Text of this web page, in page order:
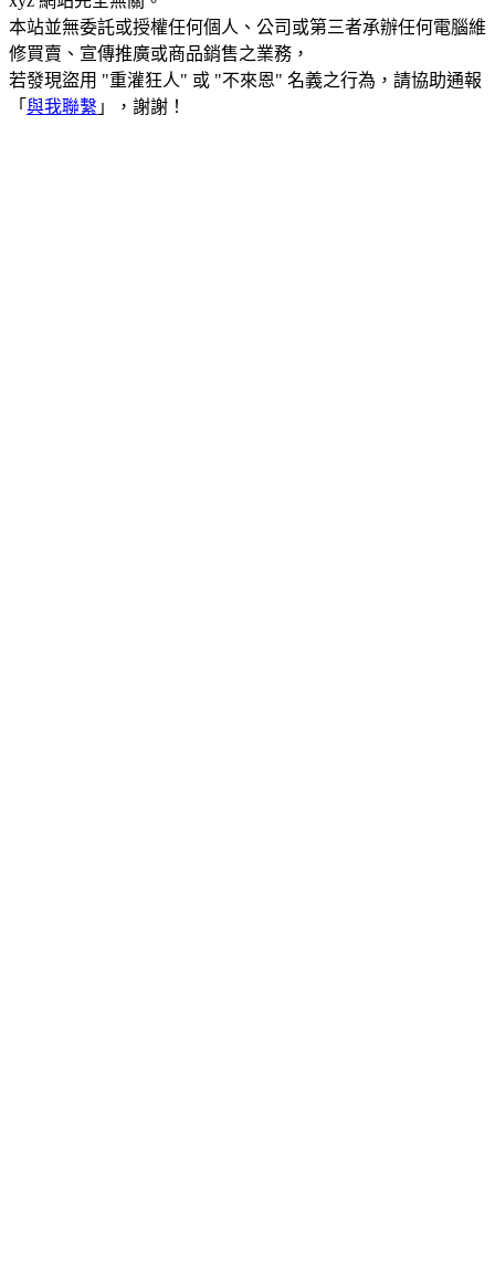
本站並無委託或授權任何個人、公司或第三者承辦任何電腦維
修買賣、宣傳推廣或商品銷售之業務，
若發現盜用 "重灌狂人" 或 "不來恩" 名義之行為，請協助通報
「 與我聯繫 」，謝謝！